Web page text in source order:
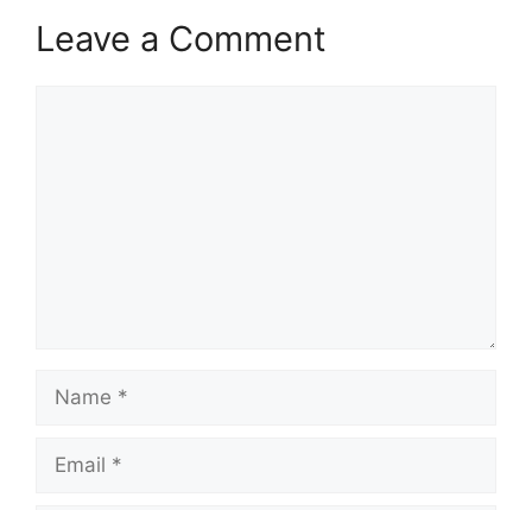
Leave a Comment